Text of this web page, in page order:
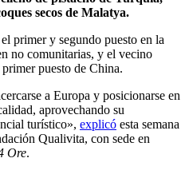
secos de Malatya.
primer y segundo puesto en la
no comunitarias, y el vecino
puesto de China.
a Europa y posicionarse en
aprovechando su
turístico», explicó esta semana
Qualivita, con sede en
Ore.